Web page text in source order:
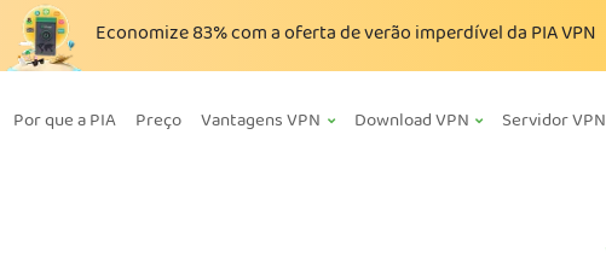
Economize83%com a oferta de verão imperdível da PIA VPN
Por que a PIA Preço Vantagens VPN Download VPN Servidor VPN